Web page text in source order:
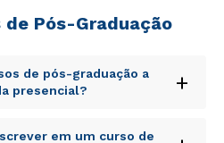
Pós-Graduação
de pós-graduação a
presencial?
+
omnis iste natus error sit
em um curso de